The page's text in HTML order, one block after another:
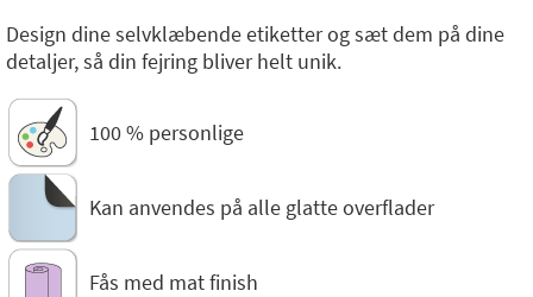
Design dine selvklæbende etiketter og sæt dem på dine
detaljer, så din fejring bliver helt unik.
100 % personlige
Kan anvendes på alle glatte overflader
Fås med mat finish